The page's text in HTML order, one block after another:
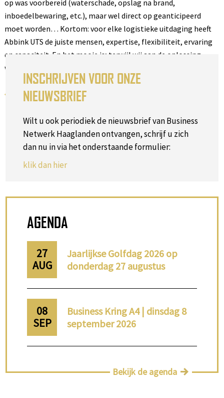
op was voorbereid (waterschade, opslag na brand,
inboedelbewaring, etc.), maar wel direct op geanticipeerd
moet worden… Kortom: voor elke logistieke uitdaging heeft
Abbink UTS de juiste mensen, expertise, flexibiliteit, ervaring
en capaciteit. En het mooie is; terwijl wij aan de oplossing
werken, kunnen uw medewerkers ongehinderd door.
Terug naar het overzicht
INSCHRIJVEN VOOR ONZE
NIEUWSBRIEF
Wilt u ook periodiek de nieuwsbrief van Business
Netwerk Haaglanden ontvangen, schrijf u zich
dan nu in via het onderstaande formulier:
klik dan hier
AGENDA
27
AUG
Jaarlijkse Golfdag 2026 op
donderdag 27 augustus
08
SEP
Business Kring A4 | dinsdag 8
september 2026
Bekijk de agenda